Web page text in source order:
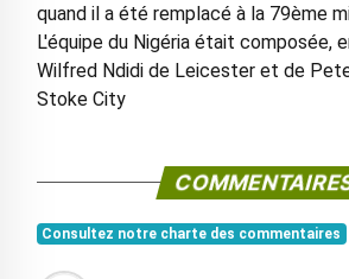
quand il a été remplacé à la 79ème
L'équipe du Nigéria était composée,
Wilfred Ndidi de Leicester et de
Stoke City
Consultez notre charte des commentaires